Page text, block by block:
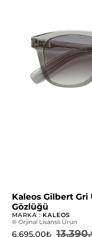
Kaleos Gilbert Gri
Gözlüğü
MARKA : KALEOS
® Orjinal Lisanslı Ürün
6.695,00₺